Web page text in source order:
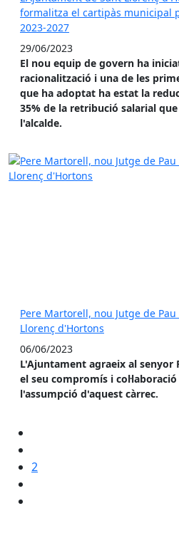
formalitza el cartipàs municipal
2023-2027
29/06/2023
El nou equip de govern ha
racionalització i una de les
que ha adoptat ha estat la
35% de la retribució salarial
l'alcalde.
Pere Martorell, nou Jutge de
Llorenç d'Hortons
06/06/2023
L'Ajuntament agraeix al senyor
el seu compromís i
l'assumpció d'aquest càrrec.
2